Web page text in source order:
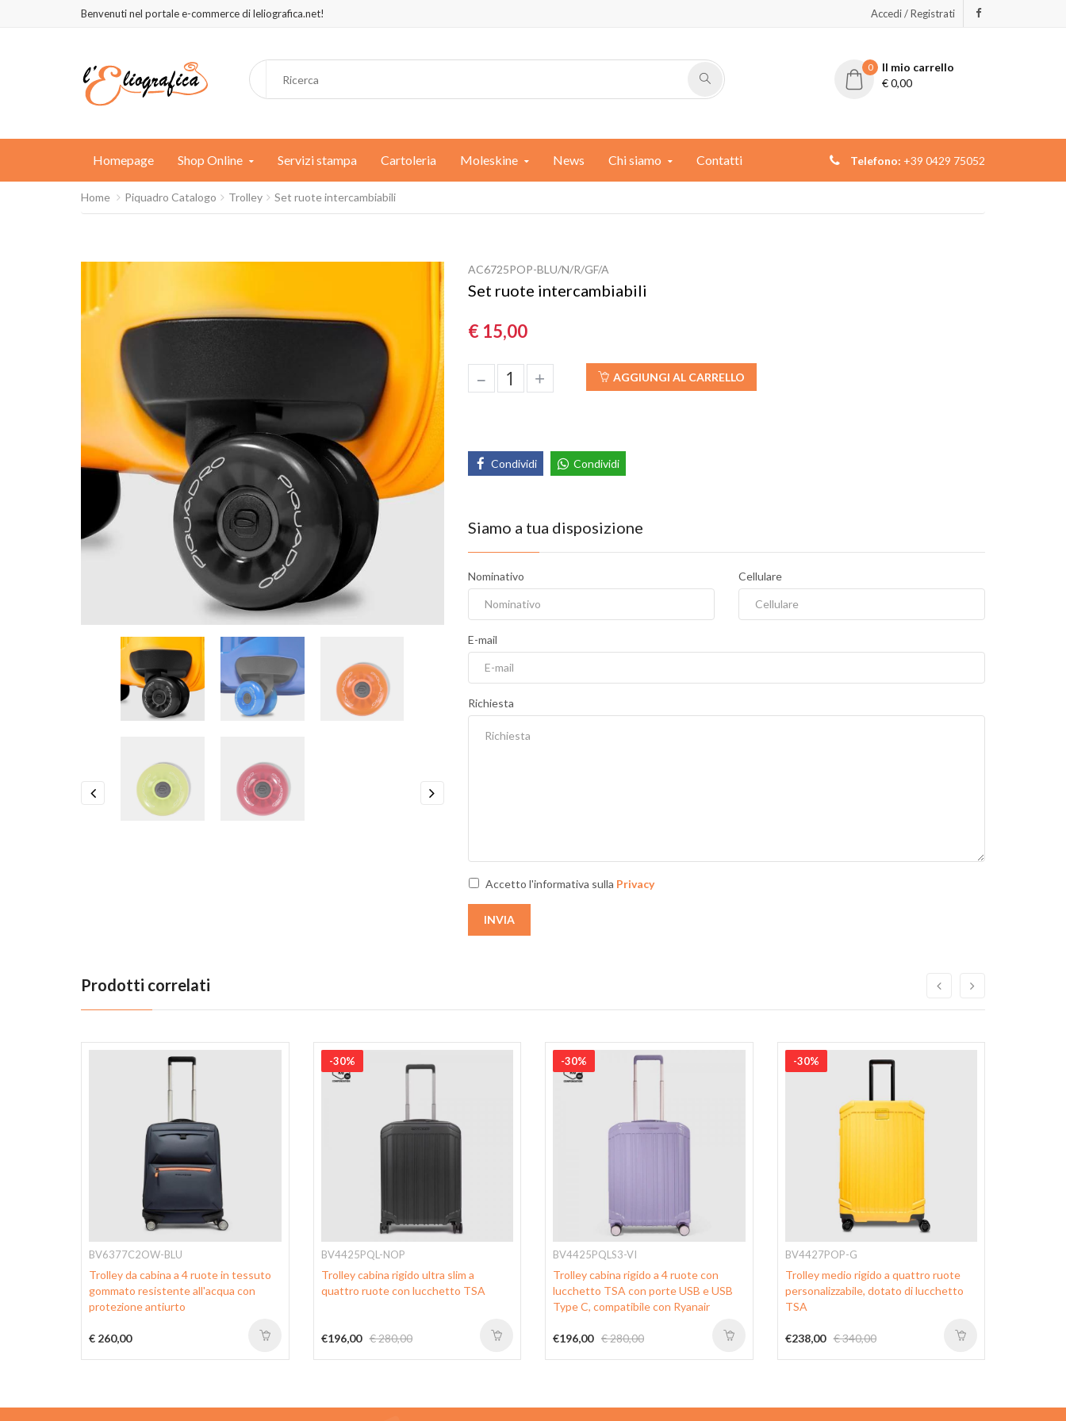
Benvenuti nel portale e-commerce di leliografica.net! Accedi / Registrati
0
Il mio carrello
€0,00
Homepage Shop Online Servizi stampa Cartoleria Moleskine News Chi siamo Contatti Telefono: +39 0429 75052
Home Piquadro Catalogo Trolley Set ruote intercambiabili
AC6725POP-BLU/N/R/GF/A
Set ruote intercambiabili
€ 15,00
– + AGGIUNGI AL CARRELLO
Condividi Condividi
Siamo a tua disposizione
Nominativo Cellulare
E-mail
Richiesta
Accetto l'informativa sulla Privacy
INVIA
Prodotti correlati
BV6377C2OW-BLU
Trolley da cabina a 4 ruote in tessuto
gommato resistente all'acqua con
protezione antiurto
€ 260,00
-30%
BV4425PQL-NOP
Trolley cabina rigido ultra slim a
quattro ruote con lucchetto TSA
€196,00 € 280,00
-30%
BV4425PQLS3-VI
Trolley cabina rigido a 4 ruote con
lucchetto TSA con porte USB e USB
Type C, compatibile con Ryanair
€196,00 € 280,00
-30%
BV4427POP-G
Trolley medio rigido a quattro ruote
personalizzabile, dotato di lucchetto
TSA
€238,00 € 340,00